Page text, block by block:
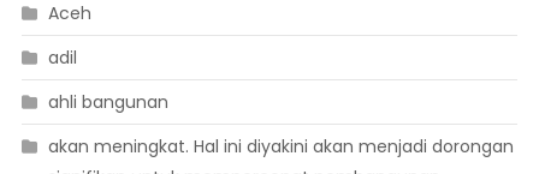
Aceh
adil
ahli bangunan
akan meningkat. Hal ini diyakini akan menjadi dorongan